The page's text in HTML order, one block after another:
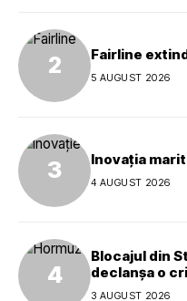
Fairline
5 AUGUST 2026
Inovația
4 AUGUST 2026
Blocajul din
declanșa o
3 AUGUST 2026